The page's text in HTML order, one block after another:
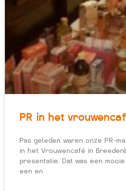
PR in het
Pas geleden waren onze PR-
in het Vrouwencafé in
presentatie. Dat was een
een en